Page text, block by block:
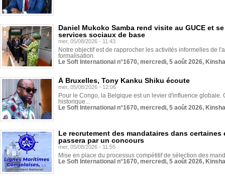
Daniel Mukoko Samba rend visite au GUCE et
services sociaux de base
mer, 05/08/2026 - 11:43
Notre objectif est de rapprocher les activités informelles de
formalisation.
Le Soft International n°1670, mercredi, 5 août 2026,
À Bruxelles, Tony Kanku Shiku écoute
mer, 05/08/2026 - 12:06
Pour le Congo, la Belgique est un levier d'influence globale.
historique...
Le Soft International n°1670, mercredi, 5 août 2026,
Le recrutement des mandataires dans
passera par un concours
mer, 05/08/2026 - 11:55
Mise en place du processus compétitif de sélection des
Le Soft International n°1670, mercredi, 5 août 2026,